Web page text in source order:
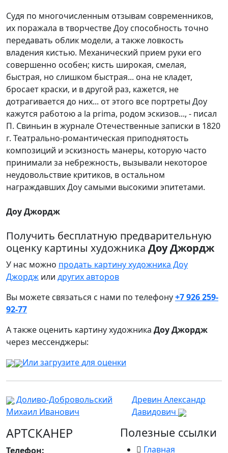
Судя по многочисленным отзывам современников,
их поражала в творчестве Доу способность точно
передавать облик модели, а также ловкость
владения кистью. Механический прием руки его
совершенно особен; кисть широкая, смелая,
быстрая, но слишком быстрая... она не кладет,
бросает краски, и в другой раз, кажется, не
дотрагивается до них... от этого все портреты Доу
кажутся работою a la prima, родом эскизов..., - писал
П. Свиньин в журнале Отечественные записки в 1820
г. Театрально-романтическая приподнятость
композиций и эскизность манеры, которую часто
принимали за небрежность, вызывали некоторое
неудовольствие критиков, в остальном
награждавших Доу самыми высокими эпитетами.
Доу Джордж
Получить бесплатную предварительную
оценку картины художника Доу Джордж
У нас можно продать картину художника Доу
Джордж или других авторов
Вы можете связаться с нами по телефону+7 926 259-
92-77
А также оценить картину художника Доу Джордж
через мессенджеры:
Или загрузите для оценки
Доливо-Добровольский
Михаил Иванович
Древин Александр
Давидович
АРТСКАНЕР
Телефон:
Полезные ссылки
Главная